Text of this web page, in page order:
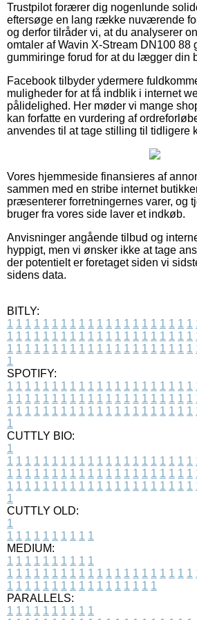
Trustpilot forærer dig nogenlunde
eftersøge en lang række nuværende
og derfor tilråder vi, at du analyserer
omtaler af Wavin X-Stream DN100 88
gummiringe forud for at du lægger din
Facebook tilbyder ydermere
muligheder for at få indblik i internet
pålidelighed. Her møder vi mange
kan forfatte en vurdering af
anvendes til at tage stilling til tidligere
Vores hjemmeside finansieres af
sammen med en stribe internet
præsenterer forretningernes varer, og
bruger fra vores side laver et indkøb.
Anvisninger angående tilbud og
hyppigt, men vi ønsker ikke at tage
der potentielt er foretaget siden vi
sidens data.
BITLY:
1 1 1 1 1 1 1 1 1 1 1 1 1 1 1 1 1 1 1 1 1
1 1 1 1 1 1 1 1 1 1 1 1 1 1 1 1 1 1 1 1 1
1 1 1 1 1 1 1 1 1 1 1 1 1 1 1 1 1 1 1 1 1
1
SPOTIFY:
1 1 1 1 1 1 1 1 1 1 1 1 1 1 1 1 1 1 1 1 1
1 1 1 1 1 1 1 1 1 1 1 1 1 1 1 1 1 1 1 1 1
1 1 1 1 1 1 1 1 1 1 1 1 1 1 1 1 1 1 1 1 1
1
CUTTLY BIO:
1
1 1 1 1 1 1 1 1 1 1 1 1 1 1 1 1 1 1 1 1 1
1 1 1 1 1 1 1 1 1 1 1 1 1 1 1 1 1 1 1 1 1
1 1 1 1 1 1 1 1 1 1 1 1 1 1 1 1 1 1 1 1 1
1
CUTTLY OLD:
1
1 1 1 1 1 1 1 1 1 1
MEDIUM:
1 1 1 1 1 1 1 1 1 1
1 1 1 1 1 1 1 1 1 1 1 1 1 1 1 1 1 1 1 1 1
1 1 1 1 1 1 1 1 1 1 1 1 1 1 1 1 1
PARALLELS:
1 1 1 1 1 1 1 1 1 1